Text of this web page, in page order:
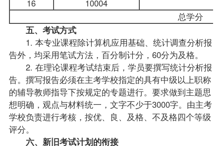
16
10004
总学分
五、考试方式
1. 本专业课程除计算机应用基础、统计调查分析报
告外，均采用笔试方法，百分制计分，60分为及格。
2. 在理论课程考试结束后，学员要撰写统计分析报
告。撰写报告必须在主考学校指定的具有中级以上职称
的辅导教师指导下按规定的专题进行。要求做到主题思
想明确，观点与材料统一，文字不少于3000字。由主考
学校负责进行考核，按优、良、及格、不及格四个等级
评分。
六、新旧考试计划的衔接